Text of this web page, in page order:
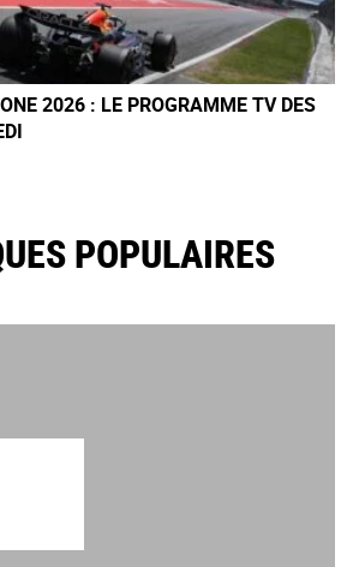
2026 : LE PROGRAMME TV DES
POPULAIRES